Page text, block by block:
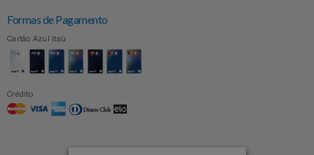
Formas de Pagamento
Cartão Azul Itaú
Crédito